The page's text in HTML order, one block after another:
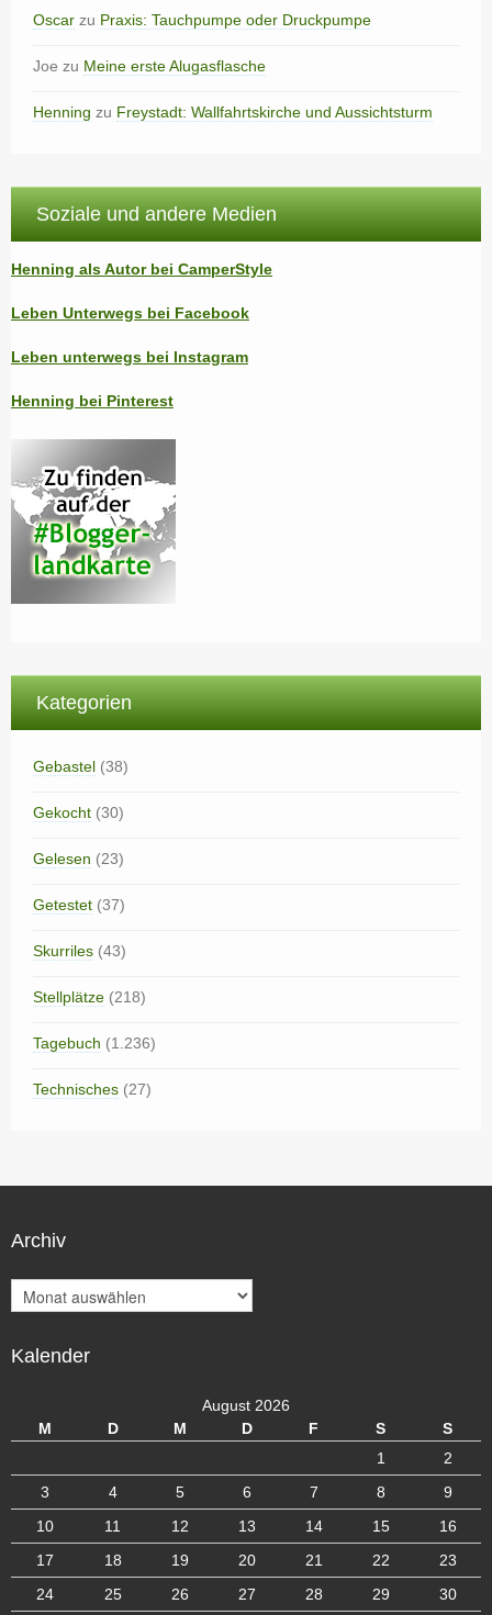
Oscar zu Praxis: Tauchpumpe oder Druckpumpe
Joe zu Meine erste Alugasflasche
Henning zu Freystadt: Wallfahrtskirche und Aussichtsturm
Soziale und andere Medien
Henning als Autor bei CamperStyle
Leben Unterwegs bei Facebook
Leben unterwegs bei Instagram
Henning bei Pinterest
Kategorien
Gebastel (38)
Gekocht (30)
Gelesen (23)
Getestet (37)
Skurriles (43)
Stellplätze (218)
Tagebuch (1.236)
Technisches (27)
Archiv
r
h
Kalender
August 2026
M
D M D F S
S
1
2
3
4 5 6 7 8
9
10
11 12 13 14 15
16
17
18 19 20 21 22
23
24
25 26 27 28 29 30